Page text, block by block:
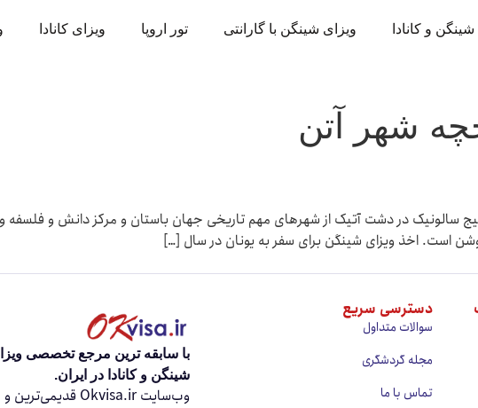
و کانادا ویزای شینگن با گارانتی تور اروپا ویزای کانادا
شهر آتن
سالونیک در دشت آتیک از شهرهای مهم تاریخی جهان باستان و مرکز دانش و فلسفه و
است. اخذ ویزای شینگن برای سفر به یونان در سال […]
دسترسی سریع
سوالات متداول
مجله گردشگری
تماس با ما
با سابقه ‌ترین مرجع تخصصی
شینگن و کانادا در ایران.
وب‌سایت Okvisa.ir قدیمی‌ترین و